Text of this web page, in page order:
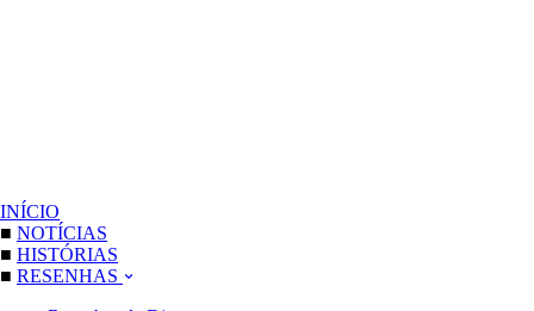
INÍCIO
■ NOTÍCIAS
■ HISTÓRIAS
■ RESENHAS